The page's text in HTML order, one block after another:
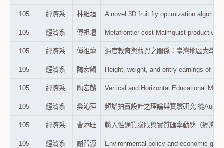
105 經濟系 林維垣 A novel 3D fruit fly optimization
105 經濟系 傅祖壇 Metafrontier cost Malmquist
105 經濟系 傅祖壇 過度教育與薪資之關係：臺灣地區大學
105 經濟系 陶宏麟 Height, weight, and entry earnings of
105 經濟系 陶宏麟 Vertical and Horizontal Educational
105 經濟系 樊沁萍 頻譜拍賣設計之理論與實驗研究-從
105 經濟系 曹添旺 輸入性通貨膨脹與實質匯率動態（經濟
105 經濟系 謝智源 Environmental policy and economic